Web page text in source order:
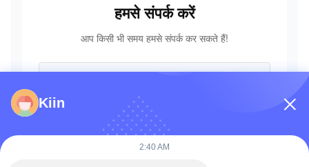
हमसे संपर्क करें
आप किसी भी समय हमसे संपर्क कर सकते हैं!
Kiin
2:40 AM